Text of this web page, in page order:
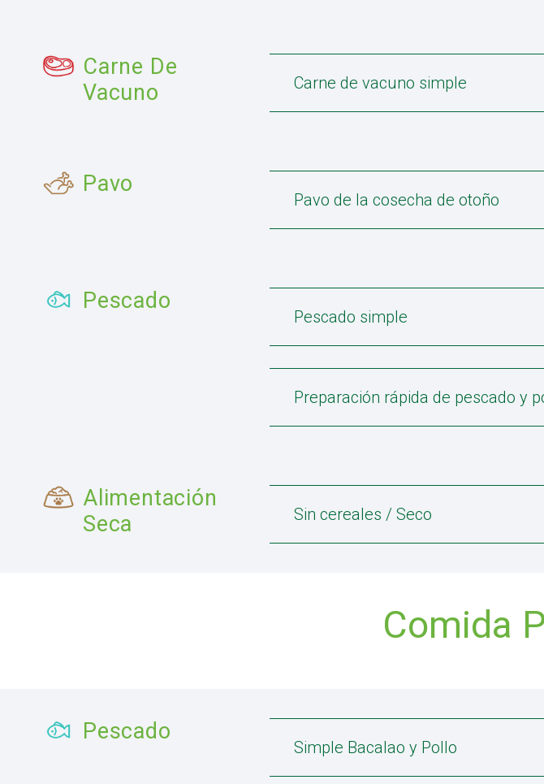
Carne De
Vacuno
Carne de vacuno simple
Pavo
Pavo de la cosecha de otoño
Pescado
Pescado simple
Preparación rápida de pescado y
Alimentación
Seca
Sin cereales / Seco
Comida
Pescado
Simple Bacalao y Pollo